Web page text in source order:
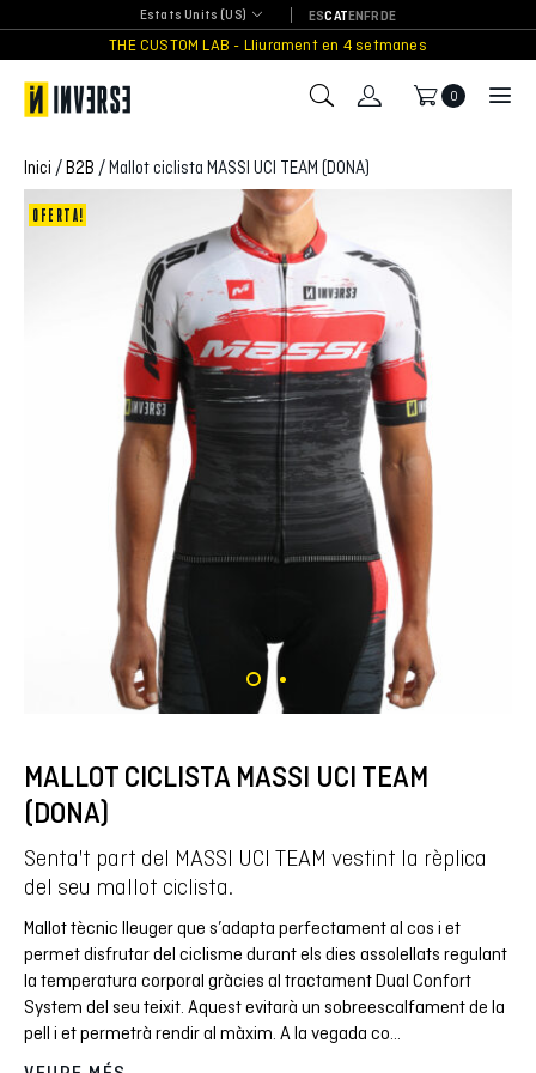
content
THE CUSTOM LAB - Lliurament en 4 setmanes
Estats Units (US) ESCATENFRDE
0
Oferta!
Inici / B2B / Mallot ciclista MASSI UCI TEAM (DONA)
MALLOT CICLISTA MASSI UCI TEAM
(DONA)
Senta't part del MASSI UCI TEAM vestint la rèplica
del seu mallot ciclista.
Mallot tècnic lleuger que s’adapta perfectament al cos i et
permet disfrutar del ciclisme durant els dies assolellats regulant
la temperatura corporal gràcies al tractament Dual Confort
System del seu teixit. Aquest evitarà un sobreescalfament de la
pell i et permetrà rendir al màxim. A la vegada co